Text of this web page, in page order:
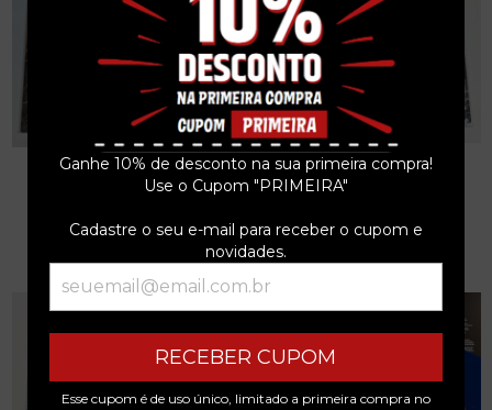
Ganhe 10% de desconto na sua primeira compra!
Use o Cupom "PRIMEIRA"
Cadastre o seu e-mail para receber o cupom e
novidades.
RECEBER CUPOM
Esse cupom é de uso único, limitado a primeira compra no
WHITE LION – BIG GAME - LP
180G 2024 LAC...
WARRANT - DIRTY ROTTEN
FILTHY STINKING R...
R$319,99
3 x deR$106,66 sem juros